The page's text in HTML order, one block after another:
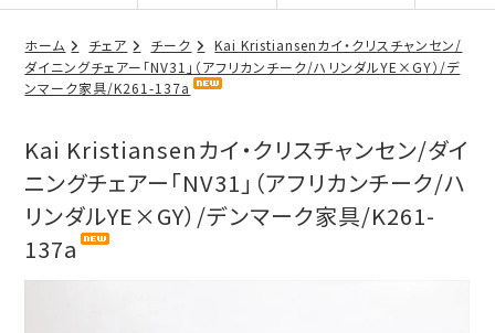
ホーム チェア チーク
Kai Kristiansenカイ・クリスチャンセン/
ダイニングチェアー「NV31」（アフリカンチーク/ハリンダルYE×GY）/デ
ンマーク家具/K261-137a
Kai Kristiansenカイ・クリスチャンセン/ダイ
ニングチェアー「NV31」（アフリカンチーク/ハ
リンダルYE×GY）/デンマーク家具/K261-
137a